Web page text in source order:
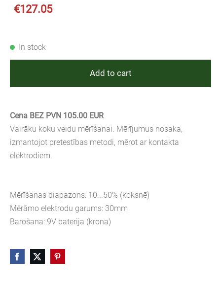
€127.05
In stock
Add to cart
Cena BEZ PVN 105.00 EUR
Vairāku koku veidu mērīšanai. Mērījumus nosaka,
izmantojot pretestības metodi, mērot ar kontakta
elektrodiem.
Mērīšanas diapazons: 10...50% (koksnē)
Mērāmo elektrodu garums: 30mm
Barošana: 9V baterija (krona)